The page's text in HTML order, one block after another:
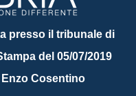
presso il tribunale di
del 05/07/2019
Cosentino